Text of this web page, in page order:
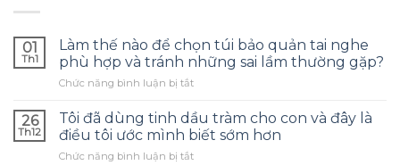
01
Th1
Làm thế nào để chọn túi bảo quản tai nghe
phù hợp và tránh những sai lầm thường gặp?
Chức năng bình luận bị tắtở
thế
nào
để
chọn
26
Th12
Tôi đã dùng tinh dầu tràm cho con và đây là
điều tôi ước mình biết sớm hơn
Chức năng bình luận bị tắtở